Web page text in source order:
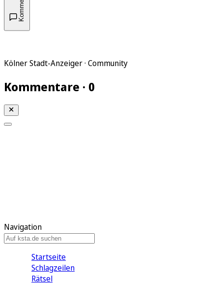
Kölner Stadt-Anzeiger · Community
Kommentare · 0
Navigation
Startseite
Schlagzeilen
Rätsel